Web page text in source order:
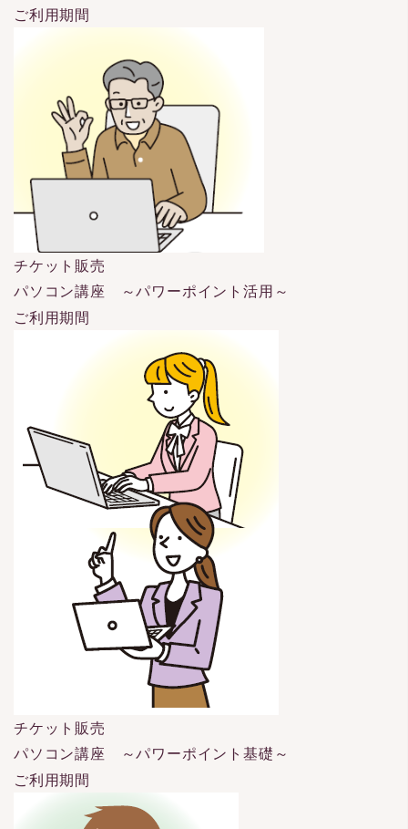
ご利用期間
チケット販売
パソコン講座 ～パワーポイント活用～
ご利用期間
チケット販売
パソコン講座 ～パワーポイント基礎～
ご利用期間